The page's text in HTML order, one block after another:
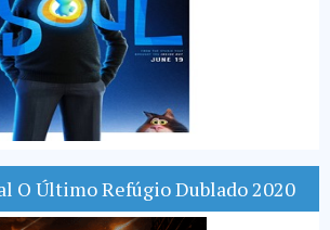
O Último Refúgio Dublado 2020